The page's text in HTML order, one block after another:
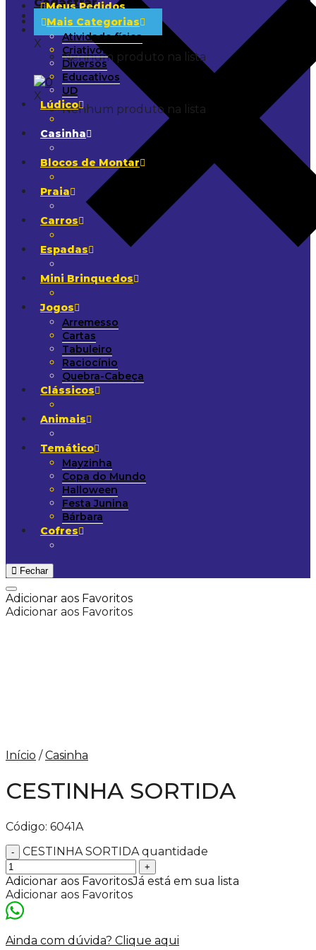
0
X
Nenhum produto na lista
0
X
Nenhum produto na lista
Meus Pedidos
Mais Categorias
Atividade física
Criativos
Diversos
Educativos
UD
Lúdico
Casinha
Blocos de Montar
Praia
Carros
Espadas
Mini Brinquedos
Jogos
Arremesso
Cartas
Tabuleiro
Raciocínio
Quebra-Cabeça
Clássicos
Animais
Temático
Mayzinha
Copa do Mundo
Halloween
Festa Junina
Bárbara
Cofres
Fechar
Adicionar aos Favoritos
Adicionar aos Favoritos
Início / Casinha
CESTINHA SORTIDA
Código: 6041A
CESTINHA SORTIDA quantidade
Adicionar aos FavoritosJá está em sua lista
Adicionar aos Favoritos
Ainda com dúvida? Clique aqui